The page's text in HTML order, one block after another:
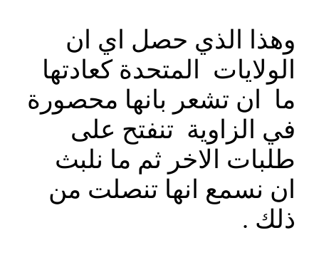
وهذا الذي حصل اي ان
الولايات المتحدة كعادتها
ما ان تشعر بانها محصورة
في الزاوية تنفتح على
طلبات الاخر ثم ما نلبث
ان نسمع انها تنصلت من
ذلك .